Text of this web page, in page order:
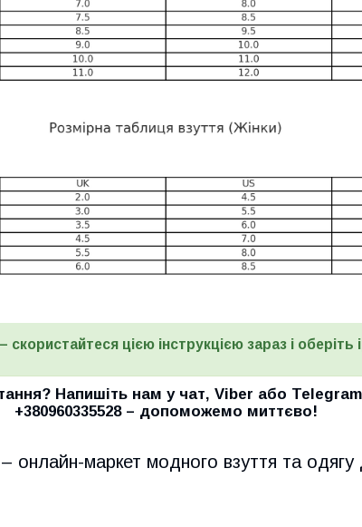
скористайтеся цією інструкцією зараз і оберіть
Напишіть нам у чат, Viber або Telegram
+380960335528– допоможемо миттєво!
– онлайн-маркет модного взуття та одягу